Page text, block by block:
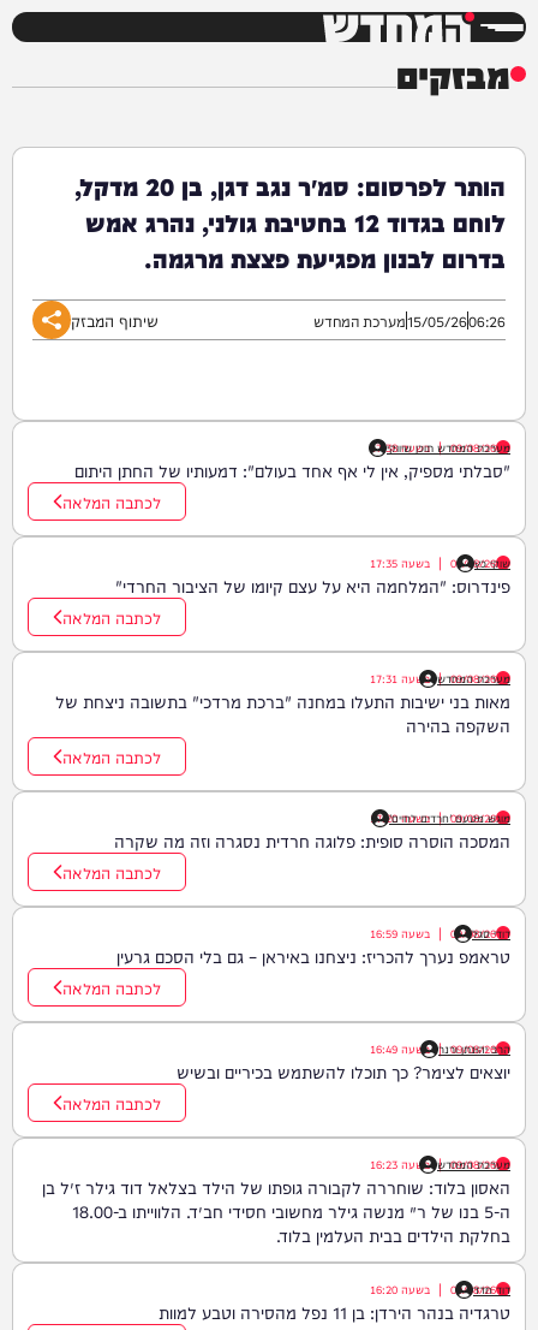
המחדש
מבזקים
הותר לפרסום: סמ״ר נגב דגן, בן 20 מדקל,
לוחם בגדוד 12 בחטיבת גולני, נהרג אמש
בדרום לבנון מפגיעת פצצת מרגמה.
06:26
15/05/26מערכת המחדש שיתוף המבזק
מערכת המחדש תוכן שיווקי
09/08/26
| בשעה17:38
"סבלתי מספיק, אין לי אף אחד בעולם": דמעותיו של החתן היתום
לכתבה המלאה
שוקי כץ
09/08/26
| בשעה 17:35
פינדרוס: "המלחמה היא על עצם קיומו של הציבור החרדי"
לכתבה המלאה
מערכת המחדש
09/08/26
| בשעה 17:31
מאות בני ישיבות התעלו במחנה "ברכת מרדכי" בתשובה ניצחת של
השקפה בהירה
לכתבה המלאה
מוגש מטעם 'חרדים לחיים'
09/08/26
| בשעה17:20
המסכה הוסרה סופית: פלוגה חרדית נסגרה וזה מה שקרה
לכתבה המלאה
דודי סגל
09/08/26
| בשעה 16:59
טראמפ נערך להכריז: ניצחנו באיראן – גם בלי הסכם גרעין
לכתבה המלאה
הרב יהונתן ורנר
09/08/26
| בשעה 16:49
יוצאים לצימר? כך תוכלו להשתמש בכיריים ובשיש
לכתבה המלאה
מערכת המחדש
09/08/26
| בשעה 16:23
האסון בלוד: שוחררה לקבורה גופתו של הילד בצלאל דוד גילר ז״ל בן
ה-5 בנו של ר׳ מנשה גילר מחשובי חסידי חב״ד. הלווייתו ב-18.00
בחלקת הילדים בבית העלמין בלוד.
דוד חדד
09/08/26
| בשעה 16:20
טרגדיה בנהר הירדן: בן 11 נפל מהסירה וטבע למוות